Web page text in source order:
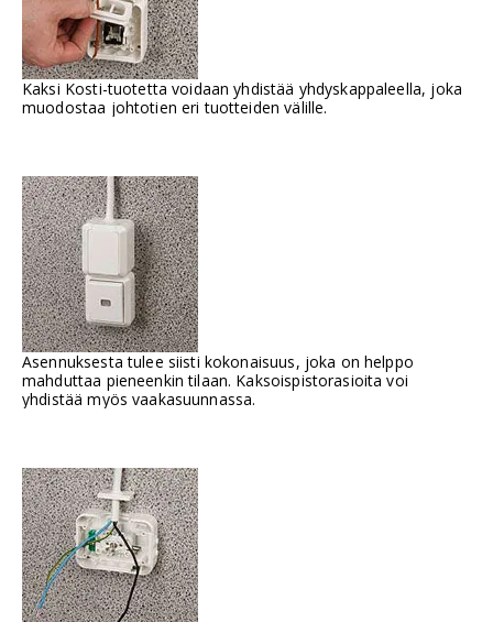
Kaksi Kosti-tuotetta voidaan yhdistää yhdyskappaleella, joka
muodostaa johtotien eri tuotteiden välille.
Asennuksesta tulee siisti kokonaisuus, joka on helppo
mahduttaa pieneenkin tilaan. Kaksoispistorasioita voi
yhdistää myös vaakasuunnassa.